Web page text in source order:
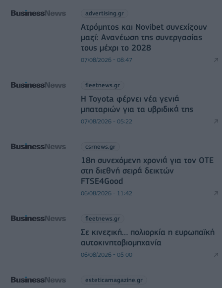
advertising.gr
Ατρόμητος και Novibet συνεχίζουν
μαζί: Ανανέωση της συνεργασίας
τους μέχρι το 2028
07/08/2026 - 08:47
fleetnews.gr
Η Toyota φέρνει νέα γενιά
μπαταριών για τα υβριδικά της
07/08/2026 - 05:22
csrnews.gr
18η συνεχόμενη χρονιά για τον ΟΤΕ
στη διεθνή σειρά δεικτών
FTSE4Good
06/08/2026 - 11:42
fleetnews.gr
Σε κινεζική… πολιορκία η ευρωπαϊκή
αυτοκινητοβιομηχανία
06/08/2026 - 05:00
esteticamagazine.gr